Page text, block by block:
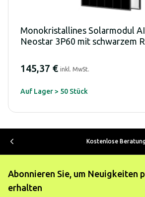
Monokristallines Solarmodul
Neostar 3P60 mit schwarzem
145,37 € inkl. MwSt.
Auf Lager > 50 Stück
Kostenlose
Abonnieren Sie, um Neuigkeiten
erhalten